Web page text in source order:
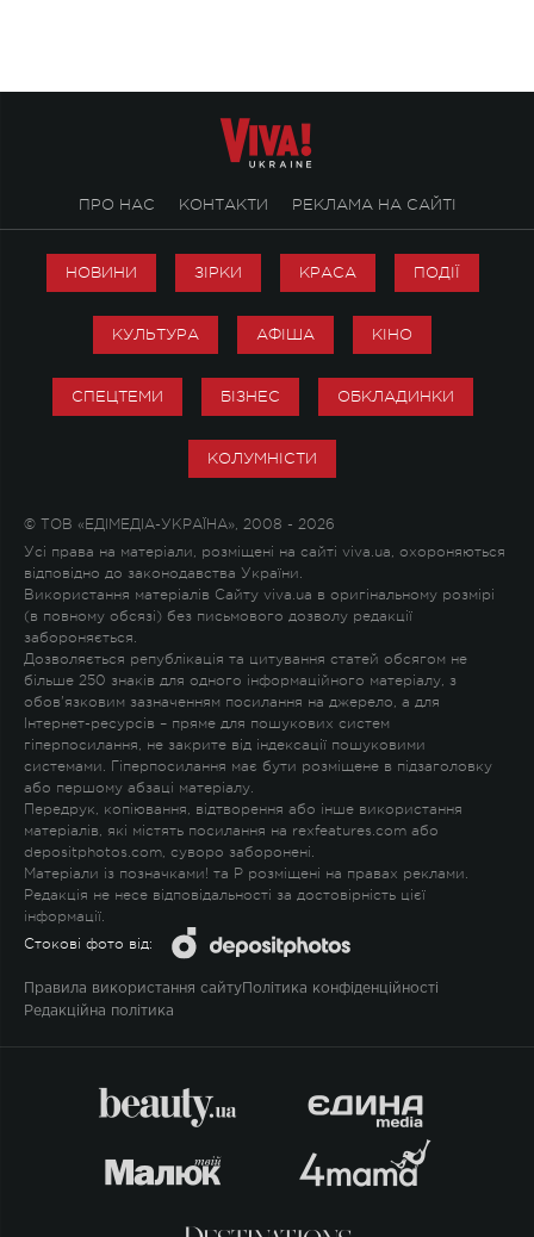
ПРО НАС КОНТАКТИ РЕКЛАМА НА САЙТІ
НОВИНИ ЗІРКИ КРАСА ПОДІЇ
КУЛЬТУРА АФІША КІНО
СПЕЦТЕМИ БІЗНЕС ОБКЛАДИНКИ
КОЛУМНІСТИ
© ТОВ «ЕДІМЕДІА-УКРАЇНА», 2008 - 2026
Усі права на матеріали, розміщені на сайті viva.ua, охороняються
відповідно до законодавства України.
Використання матеріалів Сайту viva.ua в оригінальному розмірі
(в повному обсязі) без письмового дозволу редакції
забороняється.
Дозволяється републікація та цитування статей обсягом не
більше 250 знаків для одного інформаційного матеріалу, з
обов'язковим зазначенням посилання на джерело, а для
Інтернет-ресурсів – пряме для пошукових систем
гіперпосилання, не закрите від індексації пошуковими
системами. Гіперпосилання має бути розміщене в підзаголовку
або першому абзаці матеріалу.
Передрук, копіювання, відтворення або інше використання
матеріалів, які містять посилання на rexfeatures.com або
depositphotos.com, суворо заборонені.
Матеріали із позначками! та P розміщені на правах реклами.
Редакція не несе відповідальності за достовірність цієї
інформації.
Стокові фото від:
Правила використання сайту Політика конфіденційності
Редакційна політика